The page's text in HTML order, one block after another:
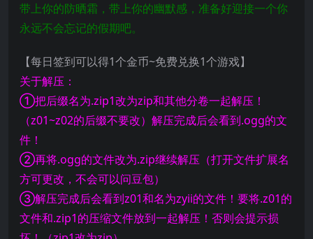
带上你的防晒霜，带上你的幽默感，准备好迎接一个你
永远不会忘记的假期吧。
【每日签到可以得1个金币~免费兑换1个游戏】
关于解压：
①把后缀名为.zip1改为zip和其他分卷一起解压！
（z01~z02的后缀不要改）解压完成后会看到.ogg的文
件！
②再将.ogg的文件改为.zip继续解压（打开文件扩展名
方可更改，不会可以问豆包）
③解压完成后会看到z01和名为zyii的文件！要将.z01的
文件和.zip1的压缩文件放到一起解压！否则会提示损